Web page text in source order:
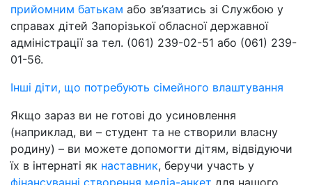
прийомним батькам або зв’язатись зі Службою у
справах дітей Запорізької обласної державної
адміністрації за тел. (061) 239-02-51 або (061) 239-
01-56.
Інші діти, що потребують сімейного влаштування
Якщо зараз ви не готові до усиновлення
(наприклад, ви – студент та не створили власну
родину) – ви можете допомогти дітям, відвідуючи
їх в інтернаті як наставник, беручи участь у
фінансуванні створення медіа-анкет для нашого